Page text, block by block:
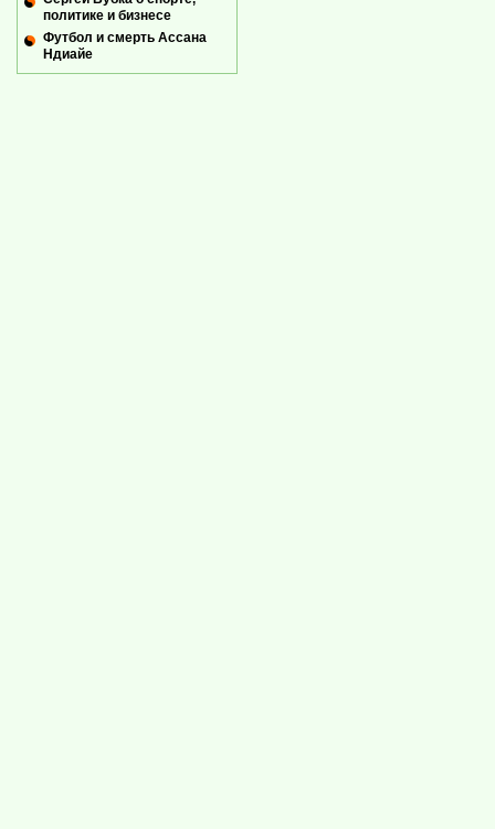
политике и бизнесе
Футбол и смерть Ассана
Ндиайе